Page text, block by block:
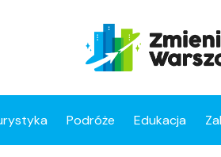
Podróże Edukacja